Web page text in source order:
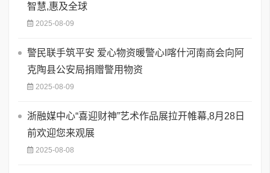
智慧,惠及全球
2025-08-09
警民联手筑平安 爱心物资暖警心I喀什河南商会向阿
克陶县公安局捐赠警用物资
2025-08-09
浙融媒中心“喜迎财神”艺术作品展拉开帷幕,8月28日
前欢迎您来观展
2025-08-08